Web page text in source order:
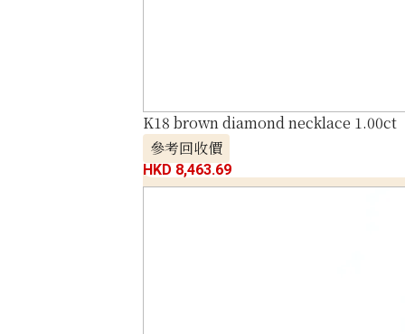
K18 brown diamond necklace 1.00ct
參考回收價
HKD 8,463.69